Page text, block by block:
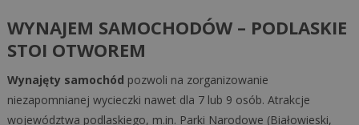
WYNAJEM SAMOCHODÓW – PODLASKIE
STOI OTWOREM
Wynajęty samochód pozwoli na zorganizowanie
niezapomnianej wycieczki nawet dla 7 lub 9 osób. Atrakcje
województwa podlaskiego, m.in. Parki Narodowe (Białowieski,